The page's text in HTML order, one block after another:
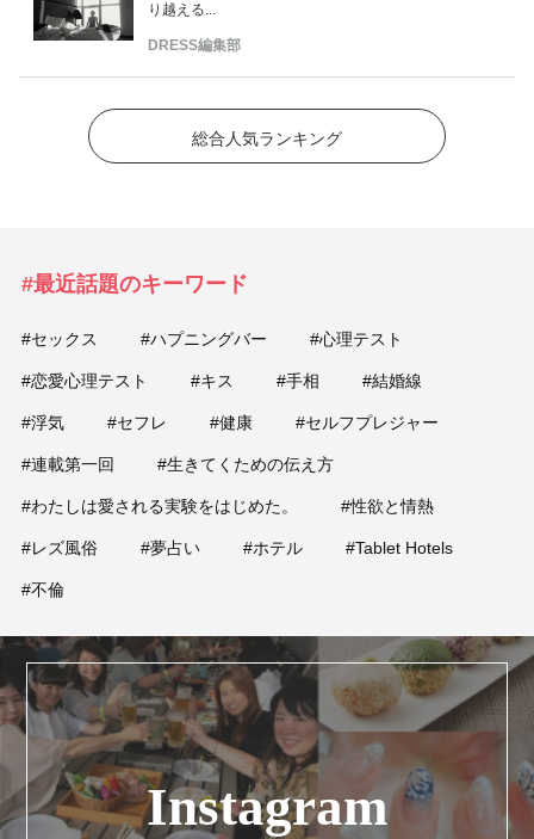
り越える...
DRESS編集部
総合人気ランキング
#最近話題のキーワード
#セックス #ハプニングバー #心理テスト
#恋愛心理テスト #キス #手相 #結婚線
#浮気 #セフレ #健康 #セルフプレジャー
#連載第一回 #生きてくための伝え方
#わたしは愛される実験をはじめた。 #性欲と情熱
#レズ風俗 #夢占い #ホテル #Tablet Hotels
#不倫
Instagram